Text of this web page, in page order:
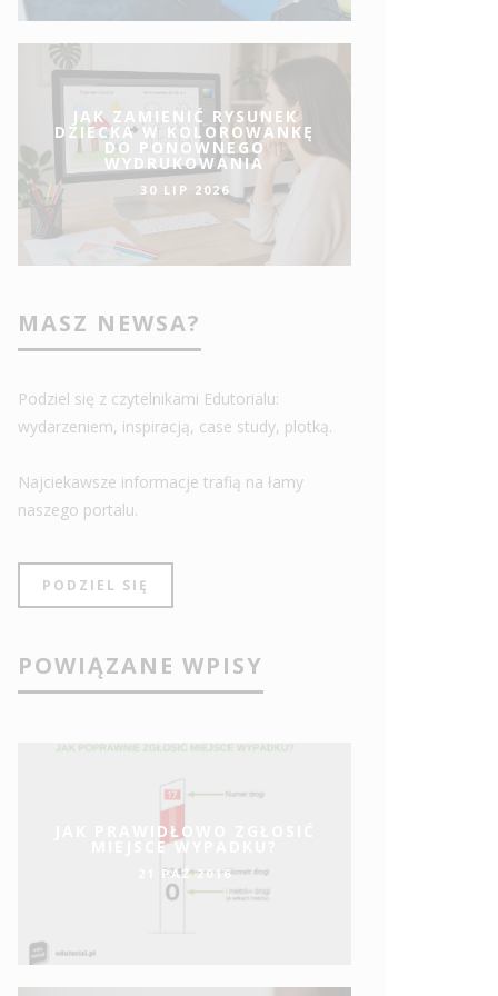
JAK ZAMIENIĆ RYSUNEK
DZIECKA W KOLOROWANKĘ
DO PONOWNEGO
WYDRUKOWANIA
30 LIP 2026
MASZ NEWSA?
Podziel się z czytelnikami Edutorialu:
wydarzeniem, inspiracją, case study, plotką.
Najciekawsze informacje trafią na łamy
naszego portalu.
PODZIEL SIĘ
POWIĄZANE WPISY
JAK PRAWIDŁOWO ZGŁOSIĆ
MIEJSCE WYPADKU?
21 PAŹ 2016